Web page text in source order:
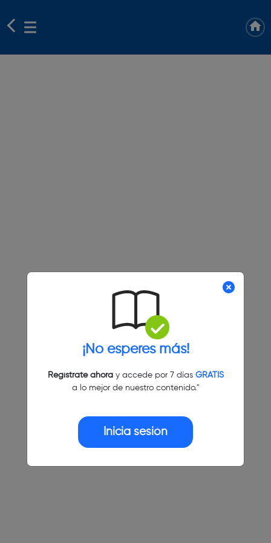
¡No esperes más!
Regístrate ahoray accede por 7 días GRATIS
a lo mejor de nuestro contenido."
Inicia sesión